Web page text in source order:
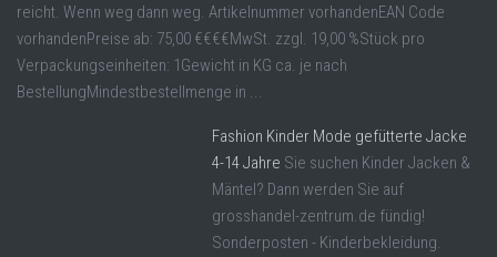
reicht. Wenn weg dann weg. Artikelnummer vorhandenEAN Code
vorhandenPreise ab: 75,00 €€€€MwSt. zzgl. 19,00 %Stück pro
Verpackungseinheiten: 1Gewicht in KG ca. je nach
BestellungMindestbestellmenge in ...
Fashion Kinder Mode gefütterte Jacke
4-14 Jahre Sie suchen Kinder Jacken &
Mäntel? Dann werden Sie auf
grosshandel-zentrum.de fündig!
Sonderposten - Kinderbekleidung.